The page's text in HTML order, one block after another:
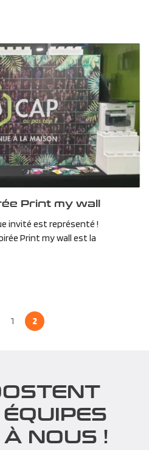
Print my wall
invité est représenté !
Print my wall est la
1 2
NOUS !